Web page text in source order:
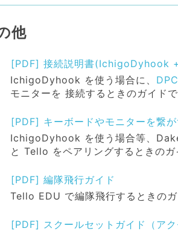
他
[PDF] 接続説明書(IchigoDyhook
IchigoDyhook を使う場合に、 DPC
モニターを 接続するときのガイド
[PDF] キーボードやモニターを繋
IchigoDyhook を使う場合等、
と Tello をペアリングするときの
[PDF] 編隊飛行ガイド
Tello EDU で編隊飛行するときの
[PDF] スクールセットガイド（ア